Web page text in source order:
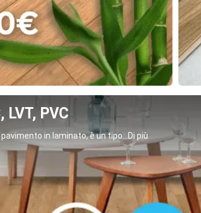
LVT, PVC
in laminato, è un tipo...Di più